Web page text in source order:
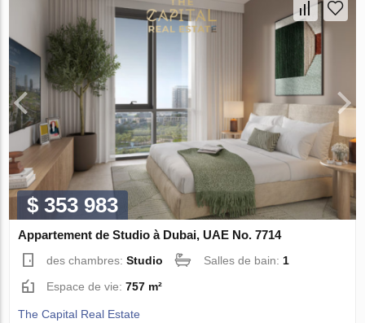
$ 353 983
Appartement de Studio à Dubai, UAE No. 7714
des chambres:Studio Salles de bain: 1
Espace de vie:757 m²
The Capital Real Estate